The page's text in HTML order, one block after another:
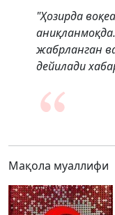
"Ҳозирда
жабрланган
дейилади
Мақола муаллифи